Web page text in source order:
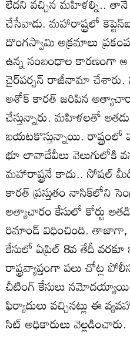
చేసేవాడు. మహారాష్ట్రలో
దొంగస్వామి అక్రమాలు
ఉన్న సంబంధాల కారణంగా
చైర్‌పర్సన్‌ రాజీనామా చేశారు.
అశోక్‌ కారత్‌ జరిపిన
చేస్తున్నారు. మహిళలతో
బయటకొస్తున్నాయి. రాష్ట్రంలో
భూ లావాదేవీలు వెలుగులోకి
మహారాష్ట్రనే కాదు.. సోషల్‌
కారత్‌ ప్రస్తుతం నాసిక్‌లోని
అత్యాచారం కేసులో కోర్టు
రిమాండ్‌ విధించింది. తాజాగా,
కేసులో ఏప్రిల్‌ 8వ తేదీ
రాష్ట్రవ్యాప్తంగా పలు చోట్ల
చీటింగ్‌ కేసులు
ఫిర్యాదులు వచ్చినట్లు ఈ
సిట్‌ అధికారులు వెల్లడించారు.